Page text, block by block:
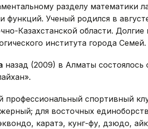
разделу математики
функций. Ученый родился в
Казахстанской области.
института города Семей.
назад (2009) в Алматы
профессиональный спортивный
для восточных
каратэ, кунг-фу, дзюдо,